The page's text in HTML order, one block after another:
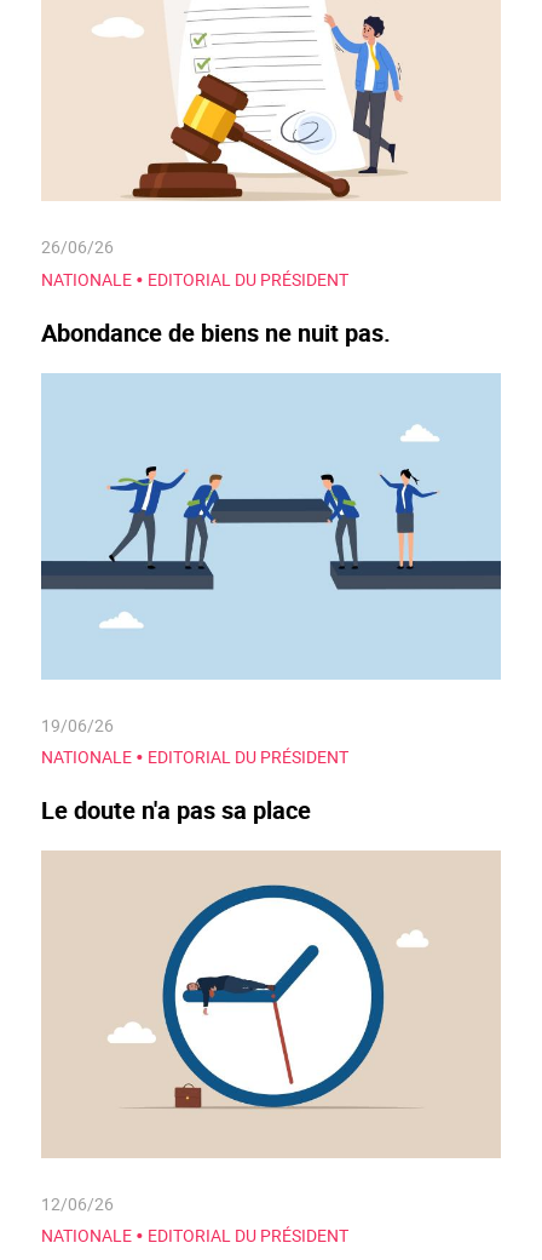
26/06/26
NATIONALE • EDITORIAL DU PRÉSIDENT
Abondance de biens ne nuit pas.
19/06/26
NATIONALE • EDITORIAL DU PRÉSIDENT
Le doute n'a pas sa place
12/06/26
NATIONALE • EDITORIAL DU PRÉSIDENT